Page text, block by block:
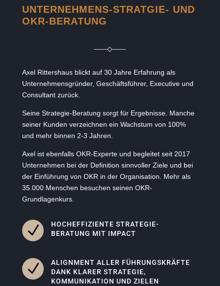
UNTERNEHMENS-STRATGIE- UND
OKR-BERATUNG
Axel Rittershaus blickt auf 30 Jahre Erfahrung als
Unternehmensgründer, Geschäftsführer, Executive und
Consultant zurück.
Seine Strategie-Beratung sorgt für Ergebnisse. Manche
seiner Kunden verzeichnen ein Wachstum von 100%
und mehr binnen 2-3 Jahren.
Axel ist ebenfalls OKR-Experte und begleitet seit 2017
Unternehmen bei der Definition sinnvoller Ziele und bei
der Einführung von OKR in der Organisation. Mehr als
35.000 Menschen besuchen seinen OKR-
Grundlagenkurs.
N
HOCHEFFIZIENTE STRATEGIE-
BERATUNG MIT IMPACT
N
ALIGNMENT ALLER FÜHRUNGSKRÄFTE
DANK KLARER STRATEGIE,
KOMMUNIKATION UND ZIELEN